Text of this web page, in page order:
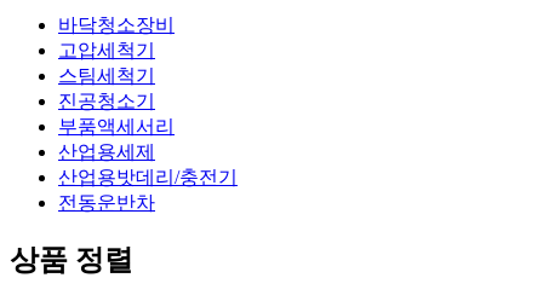
바닥청소장비
고압세척기
스팀세척기
진공청소기
부품액세서리
산업용세제
산업용밧데리/충전기
전동운반차
상품 정렬